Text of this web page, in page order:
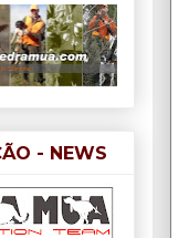
- NEWS